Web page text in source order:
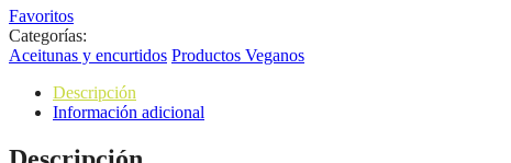
Favoritos
Categorías:
Aceitunas y encurtidos Productos Veganos
Descripción
Información adicional